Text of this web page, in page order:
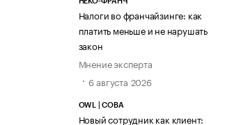
Налоги во франчайзинге: как
платить меньше и не нарушать
закон
Мнение эксперта
6 августа 2026
OWL | СОВА
Новый сотрудник как клиент: